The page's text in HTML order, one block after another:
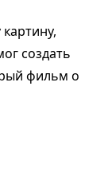
создать
фильм о